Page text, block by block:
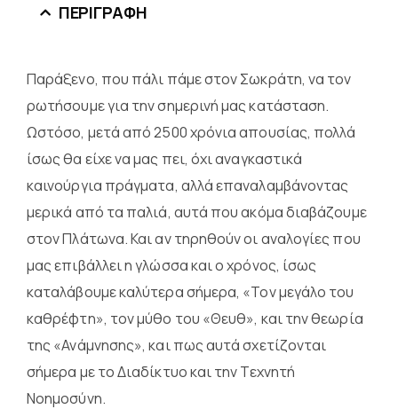
ΠΕΡΙΓΡΑΦΉ
Παράξενο, που πάλι πάμε στον Σωκράτη, να τον
ρωτήσουμε για την σημερινή μας κατάσταση.
Ωστόσο, μετά από 2500 χρόνια απουσίας, πολλά
ίσως θα είχε να μας πει, όχι αναγκαστικά
καινούργια πράγματα, αλλά επαναλαμβάνοντας
μερικά από τα παλιά, αυτά που ακόμα διαβάζουμε
στον Πλάτωνα. Και αν τηρηθούν οι αναλογίες που
μας επιβάλλει η γλώσσα και ο χρόνος, ίσως
καταλάβουμε καλύτερα σήμερα, «Τον μεγάλο του
καθρέφτη», τον μύθο του «Θευθ», και την θεωρία
της «Ανάμνησης», και πως αυτά σχετίζονται
σήμερα με το Διαδίκτυο και την Τεχνητή
Νοημοσύνη.